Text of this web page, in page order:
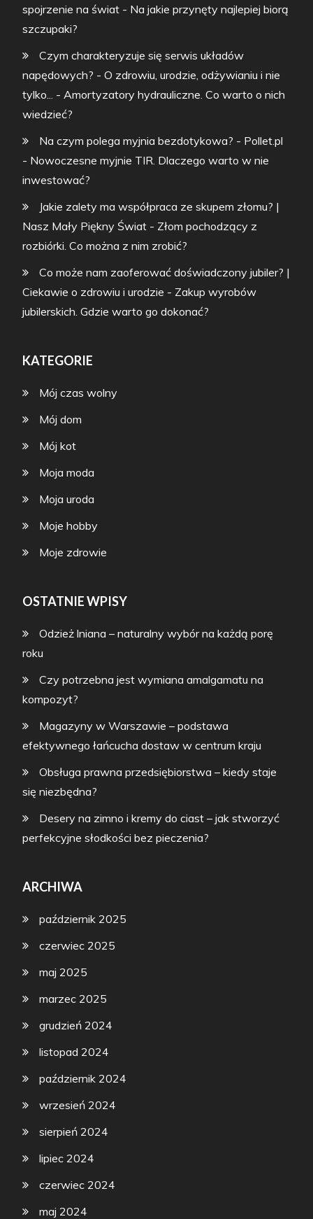
spojrzenie na świat - Na jakie przynęty najlepiej biorą
szczupaki?
Czym charakteryzuje się serwis układów
napędowych? - O zdrowiu, urodzie, odżywianiu i nie
tylko...
- Amortyzatory hydrauliczne. Co warto o nich
wiedzieć?
Na czym polega myjnia bezdotykowa? - Pollet.pl
- Nowoczesne myjnie TIR. Dlaczego warto w nie
inwestować?
Jakie zalety ma współpraca ze skupem złomu? |
Nasz Mały Piękny Świat - Złom pochodzący z
rozbiórki. Co można z nim zrobić?
Co może nam zaoferować doświadczony jubiler? |
Ciekawie o zdrowiu i urodzie - Zakup wyrobów
jubilerskich. Gdzie warto go dokonać?
KATEGORIE
Mój czas wolny
Mój dom
Mój kot
Moja moda
Moja uroda
Moje hobby
Moje zdrowie
OSTATNIE WPISY
Odzież lniana – naturalny wybór na każdą porę
roku
Czy potrzebna jest wymiana amalgamatu na
kompozyt?
Magazyny w Warszawie – podstawa
efektywnego łańcucha dostaw w centrum kraju
Obsługa prawna przedsiębiorstwa – kiedy staje
się niezbędna?
Desery na zimno i kremy do ciast – jak stworzyć
perfekcyjne słodkości bez pieczenia?
ARCHIWA
październik 2025
czerwiec 2025
maj 2025
marzec 2025
grudzień 2024
listopad 2024
październik 2024
wrzesień 2024
sierpień 2024
lipiec 2024
czerwiec 2024
maj 2024